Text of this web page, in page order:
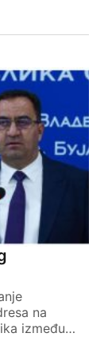
na
između…